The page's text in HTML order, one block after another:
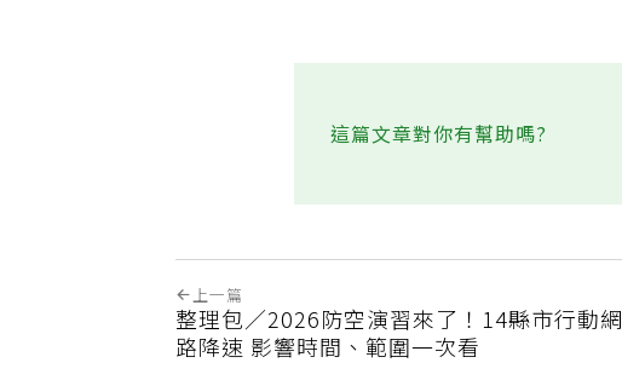
這篇文章對你有幫助嗎?
上一篇
整理包／2026防空演習來了！14縣市行動網
路降速 影響時間、範圍一次看